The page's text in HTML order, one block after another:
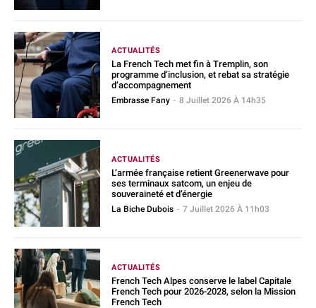
ACTUALITÉS
La French Tech met fin à Tremplin, son
programme d’inclusion, et rebat sa stratégie
d’accompagnement
Embrasse Fany - 8 Juillet 2026 À 14h35
ACTUALITÉS
L’armée française retient Greenerwave pour
ses terminaux satcom, un enjeu de
souveraineté et d’énergie
La Biche Dubois - 7 Juillet 2026 À 11h03
ACTUALITÉS
French Tech Alpes conserve le label Capitale
French Tech pour 2026-2028, selon la Mission
French Tech